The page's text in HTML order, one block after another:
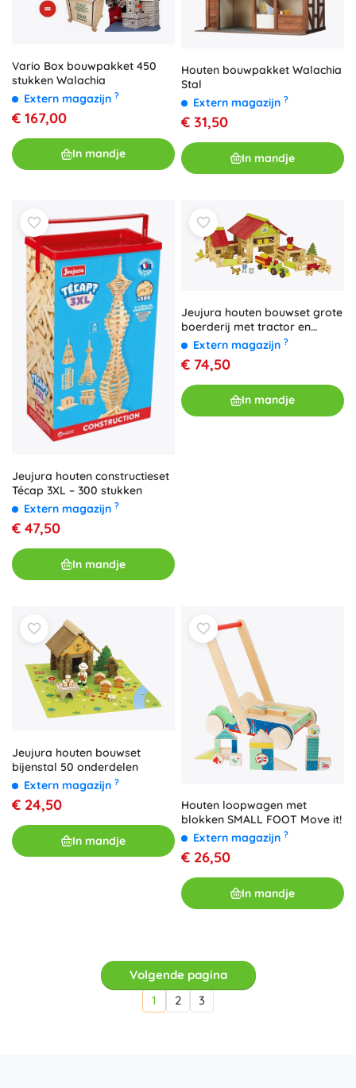
Vario Box bouwpakket 450
stukken Walachia
Extern magazijn ?
€ 167,00
In mandje
Houten bouwpakket Walachia
Stal
Extern magazijn ?
€ 31,50
In mandje
Jeujura houten constructieset
Técap 3XL – 300 stukken
Extern magazijn ?
€ 47,50
In mandje
Jeujura houten bouwset grote
boerderij met tractor en
dieren – 220 onderdelen
Extern magazijn ?
€ 74,50
In mandje
Jeujura houten bouwset
bijenstal 50 onderdelen
Extern magazijn ?
€ 24,50
In mandje
Houten loopwagen met
blokken SMALL FOOT Move it!
Extern magazijn ?
€ 26,50
In mandje
Volgende pagina
1
2 3